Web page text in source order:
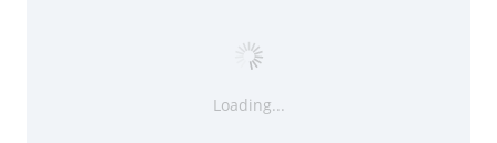
Loading...